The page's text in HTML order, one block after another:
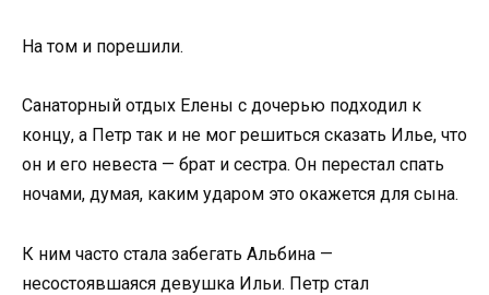
На том и порешили.
Санаторный отдых Елены с дочерью подходил к
концу, а Петр так и не мог решиться сказать Илье, что
он и его невеста — брат и сестра. Он перестал спать
ночами, думая, каким ударом это окажется для сына.
К ним часто стала забегать Альбина —
несостоявшаяся девушка Ильи. Петр стал